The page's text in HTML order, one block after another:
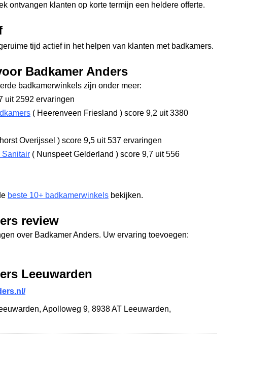
ontvangen klanten op korte termijn een heldere offerte.
tijd actief in het helpen van klanten met badkamers.
Badkamer Anders
badkamerwinkels zijn onder meer:
uit 2592 ervaringen
( Heerenveen Friesland ) score 9,2 uit 3380
Overijssel ) score 9,5 uit 537 ervaringen
Sanitair ( Nunspeet Gelderland ) score 9,7 uit 556
beste 10+ badkamerwinkels bekijken.
review
over Badkamer Anders. Uw ervaring toevoegen:
Leeuwarden
Apolloweg 9, 8938 AT Leeuwarden,